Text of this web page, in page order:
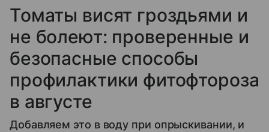
Томаты висят гроздьями и
не болеют: проверенные и
безопасные способы
профилактики фитофтороза
в августе
Добавляем это в воду при опрыскивании, и